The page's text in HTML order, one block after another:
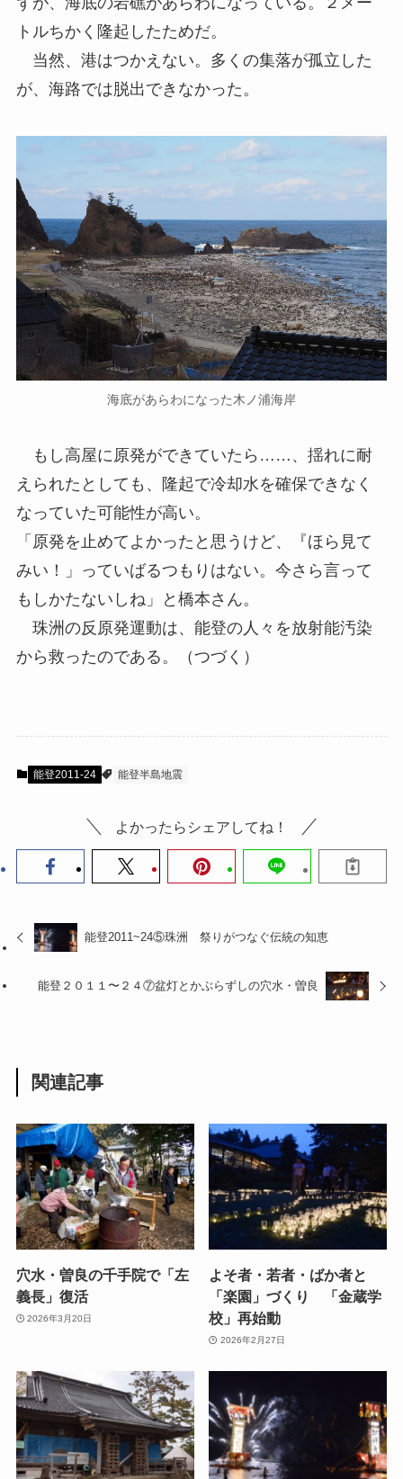
トルちかく隆起したためだ。
当然、港はつかえない。多くの集落が孤立した
が、海路では脱出できなかった。
海底があらわになった木ノ浦海岸
もし高屋に原発ができていたら……、揺れに耐
えられたとしても、隆起で冷却水を確保できなく
なっていた可能性が高い。
「原発を止めてよかったと思うけど、『ほら見て
みい！」っていばるつもりはない。今さら言って
もしかたないしね」と橋本さん。
珠洲の反原発運動は、能登の人々を放射能汚染
から救ったのである。（つづく）
能登2011-24 能登半島地震
よかったらシェアしてね！
能登2011~24⑤珠洲 祭りがつなぐ伝統の知恵
能登２０１１〜２４⑦盆灯とかぶらずしの穴水・曽良
関連記事
穴水・曽良の千手院で「左
義長」復活
2026年3月20日
よそ者・若者・ばか者と
「楽園」づくり 「金蔵学
校」再始動
2026年2月27日